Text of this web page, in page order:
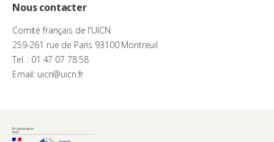
Nous contacter
Comité français de l'UICN
259-261 rue de Paris 93100 Montreuil
Tel. : 01 47 07 78 58
Email: uicn@uicn.fr